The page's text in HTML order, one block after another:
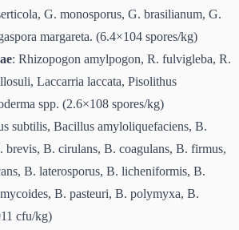
G. monosporus, G. brasilianum, G.
margareta. (6.4×104 spores/kg)
: Rhizopogon amylpogon, R. fulvigleba, R.
Laccarria laccata, Pisolithus
spp. (2.6×108 spores/kg)
subtilis, Bacillus amyloliquefaciens, B.
brevis, B. cirulans, B. coagulans, B. firmus,
B. laterosporus, B. licheniformis, B.
B. pasteuri, B. polymyxa, B.
cfu/kg)